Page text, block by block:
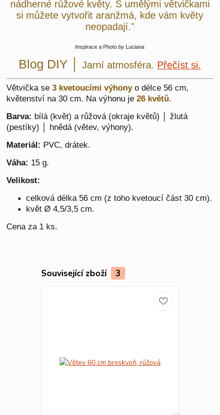
nádherné růžové květy. S umělými větvičkami
si můžete vytvořit aranžmá, kde vám květy
neopadají."
Inspirace a Photo by Luciana
Blog DIY │ Jarní atmosféra. Přečíst si.
Větvička se3 kvetoucími výhonyo délce 56 cm,
květenství na 30 cm. Na výhonu je26 květů.
Barva: bílá (květ) a růžová (okraje květů) │ žlutá
(pestíky) │ hnědá (větev, výhony).
Materiál: PVC, drátek.
Váha: 15 g.
Velikost:
celková délka 56 cm (z toho kvetoucí část 30 cm).
květ Ø 4,5/3,5 cm.
Cena za 1 ks.
Související zboží 3